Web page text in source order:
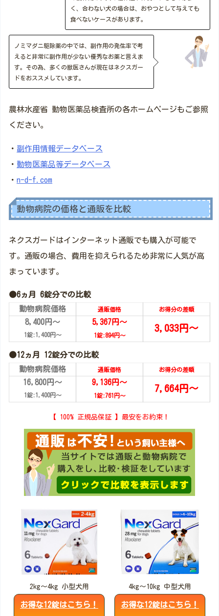
く、合わない犬の場合は、おやつとして与えても
食べないケースがあります。
ノミマダニ駆除薬の中では、副作用の発生率で考
えると非常に副作用が少ない優秀なお薬と言えま
す。その為、多くの獣医さんが現在はネクスガー
ドをおススメしています。
農林水産省 動物医薬品検査所の各ホームページもご参照
ください。
・ 副作用情報データベース
・ 動物医薬品等データベース
・ n-d-f.com
動物病院の価格と通販を比較
ネクスガードはインターネット通販でも購入が可能で
す。通販の場合、費用を抑えられるため非常に人気が高
まっています。
●6ヵ月 6錠分での比較
動物病院価格
通販価格 お得分の差額
8,400円～
1錠:1,400円～
5,367円～
1錠:894円～
3,033円～
●12ヵ月 12錠分での比較
動物病院価格
通販価格 お得分の差額
16,800円～
1錠:1,400円～
9,136円～
1錠:761 円～
7,664円～
【 100% 正規品保証 】最安をお約束！
2kg～4kg 小型犬用
お得な12錠はこちら！
4kg～10kg 中型犬用
お得な12錠はこちら！